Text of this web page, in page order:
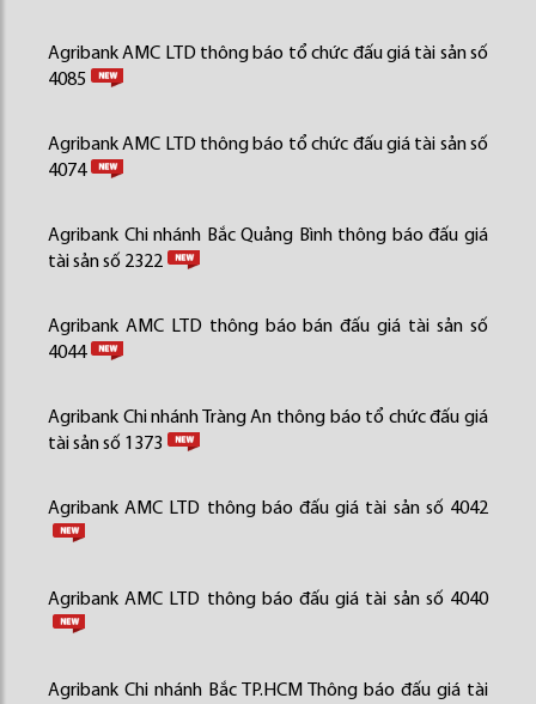
Agribank AMC LTD thông báo tổ chức đấu giá tài sản số
4085
Agribank AMC LTD thông báo tổ chức đấu giá tài sản số
4074
Agribank Chi nhánh Bắc Quảng Bình thông báo đấu giá
tài sản số 2322
Agribank AMC LTD thông báo bán đấu giá tài sản số
4044
Agribank Chi nhánh Tràng An thông báo tổ chức đấu giá
tài sản số 1373
Agribank AMC LTD thông báo đấu giá tài sản số 4042
Agribank AMC LTD thông báo đấu giá tài sản số 4040
Agribank Chi nhánh Bắc TP.HCM Thông báo đấu giá tài